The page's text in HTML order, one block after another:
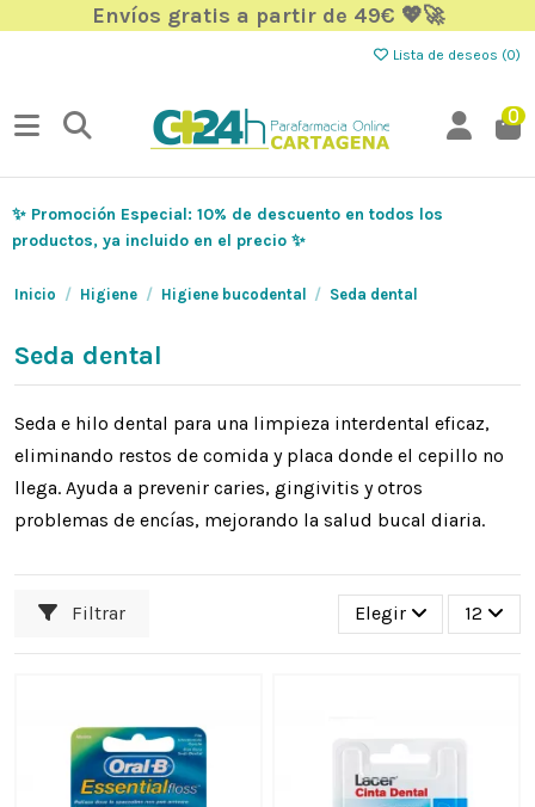
Envíos gratis a partir de 49€ 💖🚀
Lista de deseos (0)
0
✨ Promoción Especial: 10% de descuento en todos los
productos, ya incluido en el precio ✨
Inicio Higiene Higiene bucodental Seda dental
Seda dental
Seda e hilo dental para una limpieza interdental eficaz,
eliminando restos de comida y placa donde el cepillo no
llega. Ayuda a prevenir caries, gingivitis y otros
problemas de encías, mejorando la salud bucal diaria.
Filtrar Elegir 12